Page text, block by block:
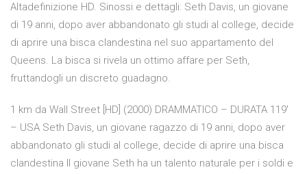
Altadefinizione HD. Sinossi e dettagli: Seth Davis, un giovane
di 19 anni, dopo aver abbandonato gli studi al college, decide
di aprire una bisca clandestina nel suo appartamento del
Queens. La bisca si rivela un ottimo affare per Seth,
fruttandogli un discreto guadagno.
1 km da Wall Street [HD] (2000) DRAMMATICO – DURATA 119′
– USA Seth Davis, un giovane ragazzo di 19 anni, dopo aver
abbandonato gli studi al college, decide di aprire una bisca
clandestina Il giovane Seth ha un talento naturale per i soldi e